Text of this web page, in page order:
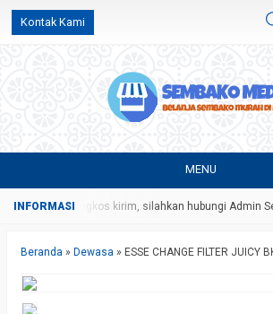
Kontak Kami
MENU
harga dan ongkos kirim, silahkan hubungi Admin
Beranda » Dewasa » ESSE CHANGE FILTER JUICY